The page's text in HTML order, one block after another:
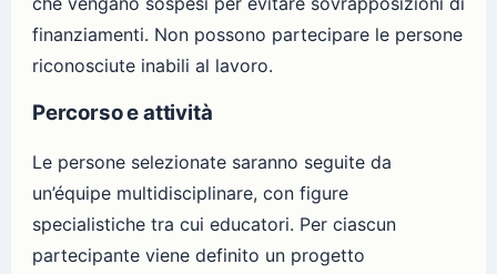
finanziamenti. Non possono partecipare le persone
riconosciute inabili al lavoro.
Percorso e attività
Le persone selezionate saranno seguite da
un’équipe multidisciplinare, con figure
specialistiche tra cui educatori. Per ciascun
partecipante viene definito un progetto